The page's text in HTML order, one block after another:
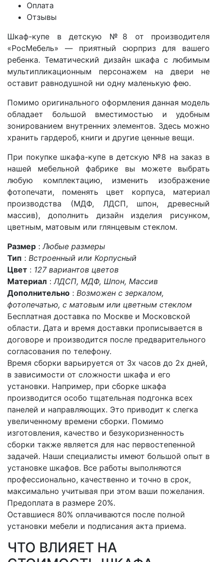
Оплата
Отзывы
Шкаф-купе в детскую №8 от производителя
«РосМебель» — приятный сюрприз для вашего
ребенка. Тематический дизайн шкафа с любимым
мультипликационным персонажем на двери не
оставит равнодушной ни одну маленькую фею.
Помимо оригинального оформления данная модель
обладает большой вместимостью и удобным
зонированием внутренних элементов. Здесь можно
хранить гардероб, книги и другие ценные вещи.
При покупке шкафа-купе в детскую №8 на заказ в
нашей мебельной фабрике вы можете выбрать
любую комплектацию, изменить изображение
фотопечати, поменять цвет корпуса, материал
производства (МДФ, ЛДСП, шпон, древесный
массив), дополнить дизайн изделия рисунком,
цветным, матовым или глянцевым стеклом.
Размер :Любые размеры
Тип : Встроенный или Корпусный
Цвет : 127 вариантов цветов
Материал :ЛДСП, МДФ, Шпон, Массив
Дополнительно : Возможен с зеркалом,
фотопечатью, с матовым или цветным стеклом
Бесплатная доставка по Москве и Московской
области. Дата и время доставки прописывается в
договоре и производится после предварительного
согласования по телефону.
Время сборки варьируется от 3х часов до 2х дней,
в зависимости от сложности шкафа и его
установки. Например, при сборке шкафа
производится особо тщательная подгонка всех
панелей и направляющих. Это приводит к слегка
увеличенному времени сборки. Помимо
изготовления, качество и безукоризненность
сборки также является для нас первостепенной
задачей. Наши специалисты имеют большой опыт в
установке шкафов. Все работы выполняются
профессионально, качественно и точно в срок,
максимально учитывая при этом ваши пожелания.
Предоплата в размере 20%.
Оставшиеся 80% оплачиваются после полной
установки мебели и подписания акта приема.
ЧТО ВЛИЯЕТ НА